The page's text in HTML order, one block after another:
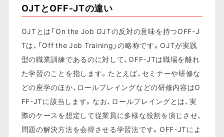
OJTとOFF-JTの違い
OJTとは「On the Job OJTの反対の意味を持つOFF-J
Tは、「Off the Job Training」の略称です。OJTが実践
型の職業訓練であるのに対して、OFF-JTは職場を離れ
た学習のことを指します。たとえば、セミナーや研修な
どの座学のほか、ロールプレイングなどの研修内容はO
FF-JTに該当します。なお、ロールプレイングとは、実
際のケースを想定して従業員に多様な役割を演じさせ、
問題の解決方法を会得させる学習法です。OFF-JTによ